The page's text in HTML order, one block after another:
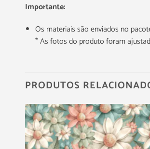
Importante:
Os materiais são enviados no
* As fotos do produto foram
PRODUTOS